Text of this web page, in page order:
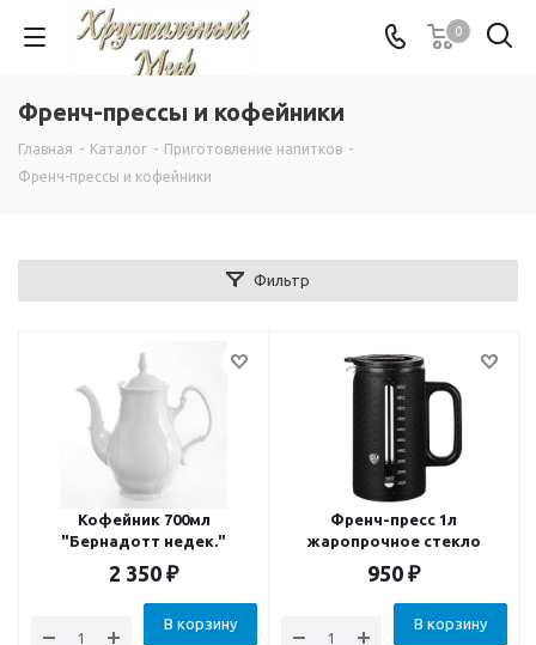
0
Френч-прессы и кофейники
Главная - Каталог - Приготовление напитков -
Френч-прессы и кофейники
Фильтр
Кофейник 700мл
"Бернадотт недек."
2 350 ₽
В корзину
Френч-пресс 1л
жаропрочное стекло
950 ₽
В корзину